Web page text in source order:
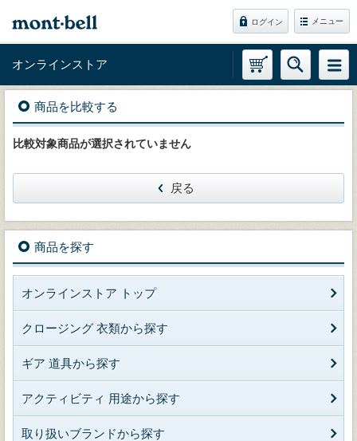
ログイン メニュー
オンラインストア
商品を比較する
比較対象商品が選択されていません
戻る
商品を探す
オンラインストア トップ
クロージング 衣類から探す
ギア 道具から探す
アクティビティ 用途から探す
取り扱いブランドから探す